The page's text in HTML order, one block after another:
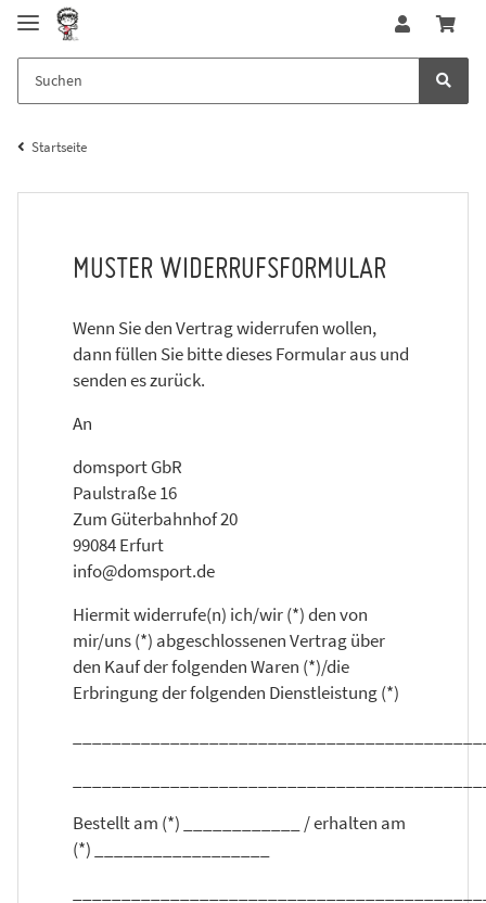
Startseite
MUSTER WIDERRUFSFORMULAR
Wenn Sie den Vertrag widerrufen wollen,
dann füllen Sie bitte dieses Formular aus und
senden es zurück.
An
domsport GbR
Paulstraße 16
Zum Güterbahnhof 20
99084 Erfurt
info@domsport.de
Hiermit widerrufe(n) ich/wir (*) den von
mir/uns (*) abgeschlossenen Vertrag über
den Kauf der folgenden Waren (*)/die
Erbringung der folgenden Dienstleistung (*)
Bestellt am (*) ____________ / erhalten am
(*) __________________